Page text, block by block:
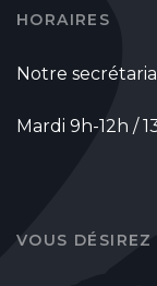
HORAIRES
Notre
Mardi 9h-12h /
VOUS